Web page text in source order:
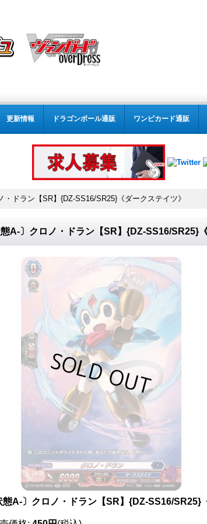
更新情報 ドラゴンボール通販 ワンピカード通販
・ドラン【SR】{DZ-SS16/SR25}《ダークステイツ》
A-〕クロノ・ドラン【SR】{DZ-SS16/SR25}
態A-〕クロノ・ドラン【SR】{DZ-SS16/SR25}